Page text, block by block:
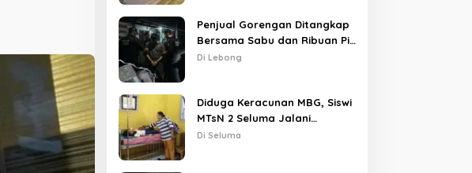
Penjual Gorengan Ditangkap
Bersama Sabu dan Ribuan Pil,
Nama Oknum APH Disebut
Di Lebong
Diduga Keracunan MBG, Siswi
MTsN 2 Seluma Jalani
Perawatan Intensif di RSUD
Di Seluma